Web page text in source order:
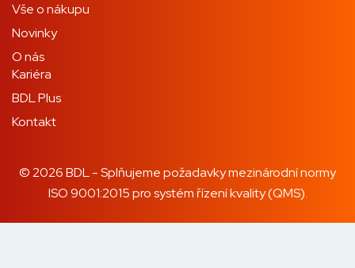
Vše o nákupu
Novinky
O nás
Kariéra
BDL Plus
Kontakt
© 2026 BDL - Splňujeme požadavky mezinárodní normy
ISO 9001:2015 pro systém řízení kvality (QMS).